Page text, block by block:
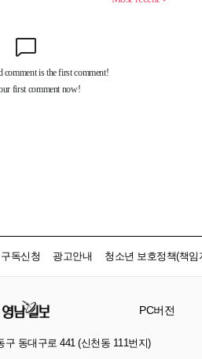
구독신청 광고안내 청소년 보호정책(책임
PC버전
동대구로 441 (신천동 111번지)